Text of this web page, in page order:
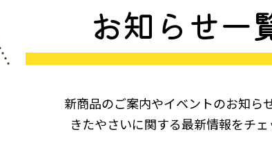
お知らせ一
新商品のご案内やイベントのお知らせ
きたやさいに関する最新情報をチェ